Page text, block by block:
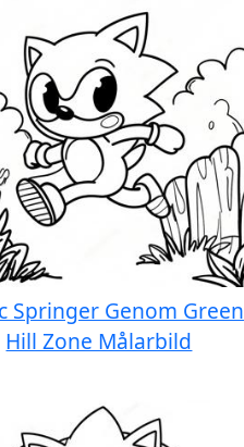
Springer Genom Green
Hill Zone Målarbild